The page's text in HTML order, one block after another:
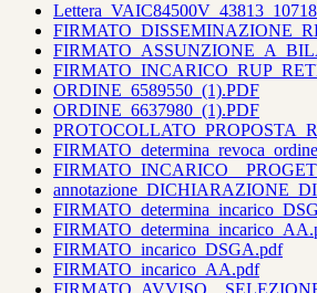
ORDINE_6589550_(1).PDF
ORDINE_6637980_(1).PDF
FIRMATO_incarico_DSGA.pdf
FIRMATO_incarico_AA.pdf